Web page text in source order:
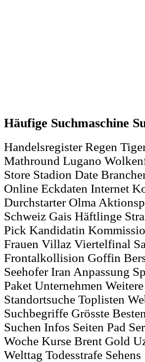
Häufige Suchmaschine
Handelsregister Regen
Mathround Lugano
Store Stadion Date
Online Eckdaten Internet
Durchstarter Olma
Schweiz Gais Häftlinge
Pick Kandidatin
Frauen Villaz Viertelfinal
Frontalkollision Goffin
Seehofer Iran Anpassung
Paket Unternehmen
Standortsuche Toplisten
Suchbegriffe Grösste
Suchen Infos Seiten Pad
Woche Kurse Brent Gold
Welttag Todesstrafe Sehens